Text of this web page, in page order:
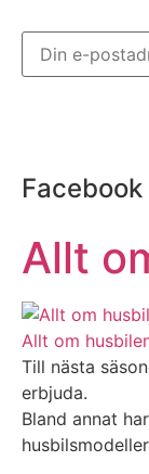
Facebook
Allt
Allt om
Till nästa
erbjuda.
Bland annat